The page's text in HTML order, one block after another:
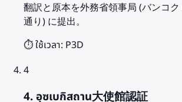
翻訳と原本を外務省領事局 (バンコ
通り) に提出。
⏱️ ใช้เวลา: P3D
4
4. อุซเบกิสถาน大使館認証